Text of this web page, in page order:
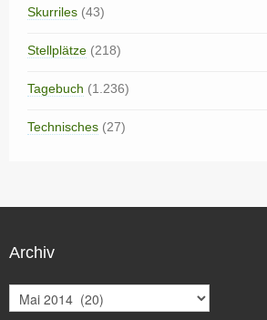
Skurriles (43)
Stellplätze (218)
Tagebuch (1.236)
Technisches (27)
Archiv
r